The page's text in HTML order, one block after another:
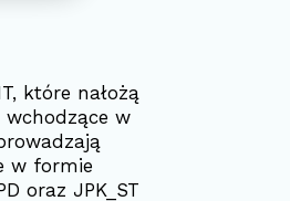
które nałożą
w
w formie
oraz JPK_ST